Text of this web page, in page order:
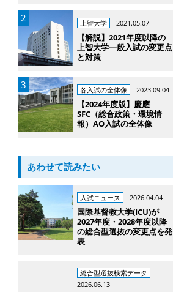
上智大学 2021.05.07
【解説】2021年度以降の
上智大学一般入試の変更点
と対策
各入試の全体像 2023.09.04
【2024年度版】慶應
SFC（総合政策・環境情
報）AO入試の全体像
あわせて読みたい
入試ニュース 2026.04.04
国際基督教大学(ICU)が
2027年度・2028年度以降
の総合型選抜の変更点を発
表
総合型選抜検索データ
2026.06.13